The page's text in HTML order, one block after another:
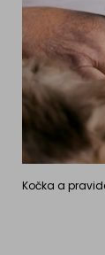
Kočka a